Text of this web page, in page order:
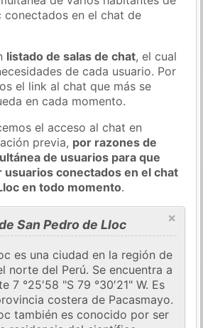
conectados en el chat de
listado de salas de chat, el cual
de cada usuario. Por
el link al chat que más se
en cada momento.
el acceso al chat en
previa, por razones de
de usuarios para que
usuarios conectados en el chat
en todo momento.
×
San Pedro de Lloc
es una ciudad en la región de
norte del Perú. Se encuentra a
7 °25′58 "S 79 °30′21" W. Es
costera de Pacasmayo.
también es conocido por ser